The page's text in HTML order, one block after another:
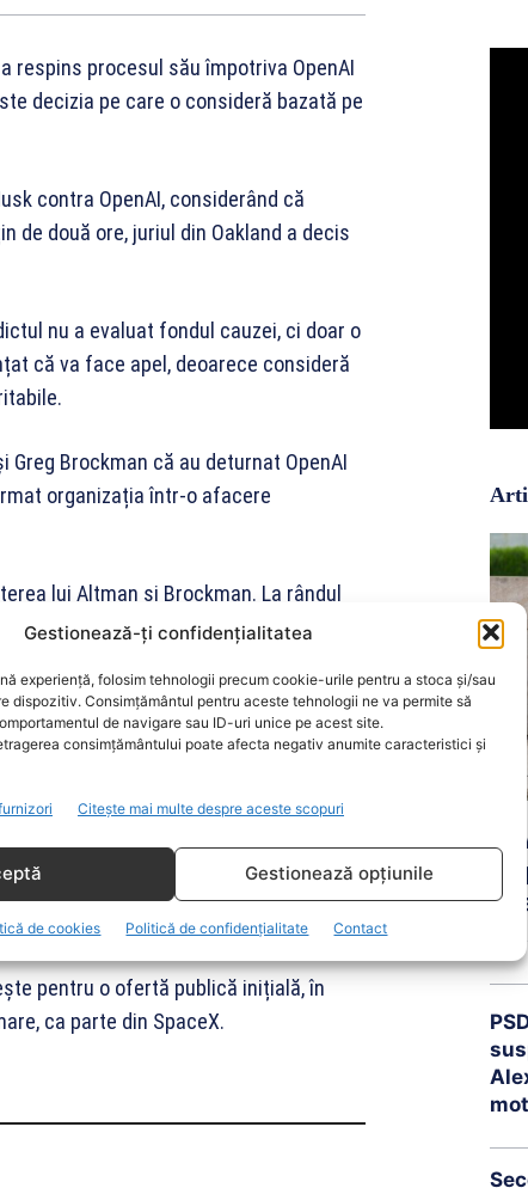
Gestionează-ți confidențialitatea
experiență, folosim tehnologii precum cookie-urile pentru a stoca și/sau
dispozitiv. Consimțământul pentru aceste tehnologii ne va permite să
de navigare sau ID-uri unice pe acest site.
consimțământului poate afecta negativ anumite caracteristici și
Citește mai multe despre aceste scopuri
Gestionează opțiunile
de cookies Politică de confidențialitate Contact
respins procesul său împotriva OpenAI
decizia pe care o consideră bazată pe
contra OpenAI, considerând că
de două ore, juriul din Oakland a decis
nu a evaluat fondul cauzei, ci doar o
că va face apel, deoarece consideră
Brockman că au deturnat OpenAI
organizația într-o afacere
lui Altman și Brockman. La rândul
și că a întârziat să susțină că
în care credibilitatea lui Musk și a lui
Rogers a susținut concluzia juriului,
de fapt.
obiectivele de siguranță ale AI au fost
peste 100 de miliarde de dolari în
pentru o ofertă publică inițială, în
ca parte din SpaceX.